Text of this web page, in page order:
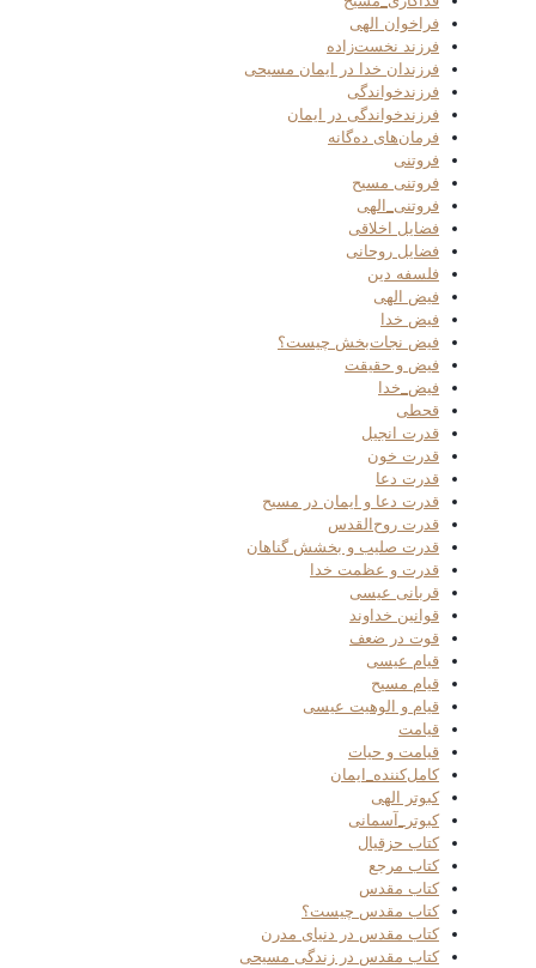
فراخوان الهی
فرزند نخست‌زاده
فرزندان خدا در ایمان مسیحی
فرزندخواندگی
فرزندخواندگی در ایمان
فرمان‌های ده‌گانه
فروتنی
فروتنی مسیح
فروتنی_الهی
فضایل اخلاقی
فضایل روحانی
فلسفه دین
فیض الهی
فیض خدا
فیض نجات‌بخش چیست؟
فیض و حقیقت
فیض_خدا
قحطی
قدرت انجیل
قدرت خون
قدرت دعا
قدرت دعا و ایمان در مسیح
قدرت روح‌القدس
قدرت صلیب و بخشش گناهان
قدرت و عظمت خدا
قربانی عیسی
قوانین خداوند
قوت در ضعف
قیام عیسی
قیام مسیح
قیام و الوهیت عیسی
قیامت
قیامت و حیات
کامل‌کننده_ایمان
کبوتر الهی
کبوتر_آسمانی
کتاب حزقیال
کتاب مرجع
کتاب مقدس
کتاب مقدس چیست؟
کتاب مقدس در دنیای مدرن
کتاب مقدس در زندگی مسیحی